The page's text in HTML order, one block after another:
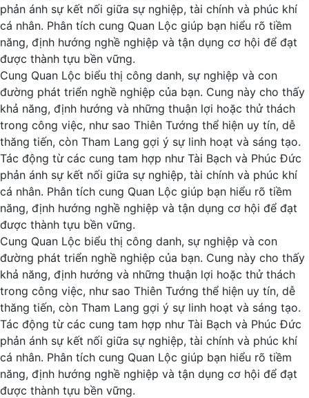
phản ánh sự kết nối giữa sự nghiệp, tài chính và phúc khí
cá nhân. Phân tích cung Quan Lộc giúp bạn hiểu rõ tiềm
năng, định hướng nghề nghiệp và tận dụng cơ hội để đạt
được thành tựu bền vững.
Cung Quan Lộc biểu thị công danh, sự nghiệp và con
đường phát triển nghề nghiệp của bạn. Cung này cho thấy
khả năng, định hướng và những thuận lợi hoặc thử thách
trong công việc, như sao Thiên Tướng thể hiện uy tín, dễ
thăng tiến, còn Tham Lang gợi ý sự linh hoạt và sáng tạo.
Tác động từ các cung tam hợp như Tài Bạch và Phúc Đức
phản ánh sự kết nối giữa sự nghiệp, tài chính và phúc khí
cá nhân. Phân tích cung Quan Lộc giúp bạn hiểu rõ tiềm
năng, định hướng nghề nghiệp và tận dụng cơ hội để đạt
được thành tựu bền vững.
Cung Quan Lộc biểu thị công danh, sự nghiệp và con
đường phát triển nghề nghiệp của bạn. Cung này cho thấy
khả năng, định hướng và những thuận lợi hoặc thử thách
trong công việc, như sao Thiên Tướng thể hiện uy tín, dễ
thăng tiến, còn Tham Lang gợi ý sự linh hoạt và sáng tạo.
Tác động từ các cung tam hợp như Tài Bạch và Phúc Đức
phản ánh sự kết nối giữa sự nghiệp, tài chính và phúc khí
cá nhân. Phân tích cung Quan Lộc giúp bạn hiểu rõ tiềm
năng, định hướng nghề nghiệp và tận dụng cơ hội để đạt
được thành tựu bền vững.